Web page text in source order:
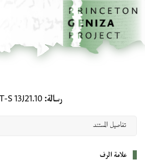
إلى المحتوى الرئيسي
الرئيسية
رسالة T-S 13J21.10
علامة الرف